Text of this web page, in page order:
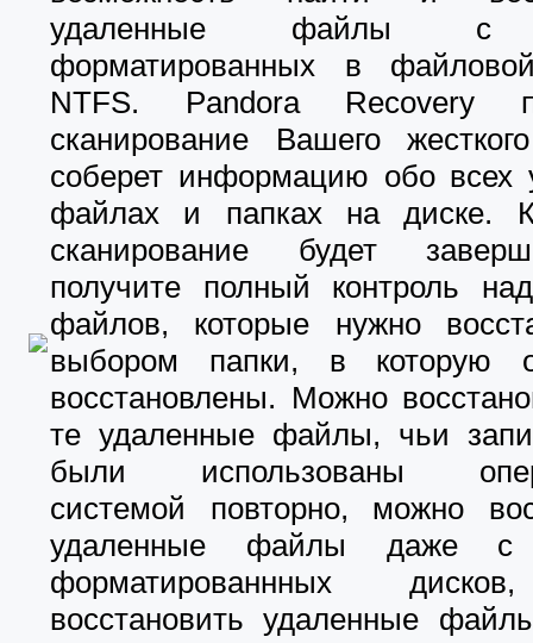
удаленные файлы с
форматированных в
NTFS. Pandora Recovery
сканирование Вашего
соберет информацию обо всех
файлах и папках на диске.
сканирование будет
получите полный контроль
файлов, которые нужно
выбором папки, в которую
восстановлены. Можно
те удаленные файлы, чьи
были использованы
системой повторно, можно
удаленные файлы даже с
форматированнных
восстановить удаленные